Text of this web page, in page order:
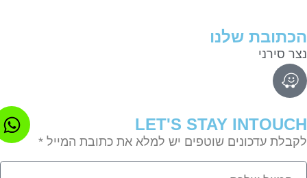
שלנו
סירני
LET'S STAY
עדכונים שוטפים יש למלא את כתובת המייל *